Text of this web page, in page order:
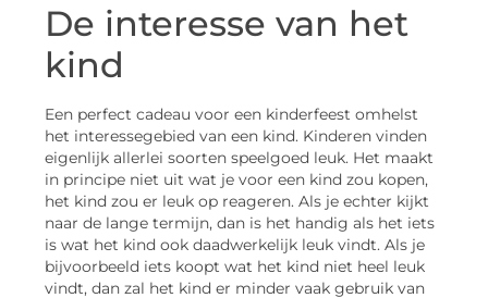
De interesse van het
kind
Een perfect cadeau voor een kinderfeest omhelst
het interessegebied van een kind. Kinderen vinden
eigenlijk allerlei soorten speelgoed leuk. Het maakt
in principe niet uit wat je voor een kind zou kopen,
het kind zou er leuk op reageren. Als je echter kijkt
naar de lange termijn, dan is het handig als het iets
is wat het kind ook daadwerkelijk leuk vindt. Als je
bijvoorbeeld iets koopt wat het kind niet heel leuk
vindt, dan zal het kind er minder vaak gebruik van